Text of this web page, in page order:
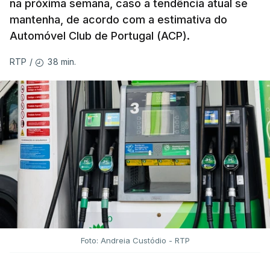
na próxima semana, caso a tendência atual se
mantenha, de acordo com a estimativa do
Automóvel Club de Portugal (ACP).
RTP / 38 min.
Foto: Andreia Custódio - RTP